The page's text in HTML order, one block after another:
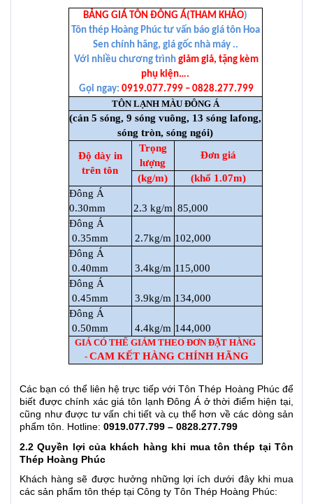
BẢNG GIÁ TÔN ĐÔNG Á(THAM KHẢO)
Tôn thép Hoàng Phúc tư vấn báo giá tôn Hoa
Sen chính hãng, giá gốc nhà máy ..
Với nhiều chương trìnhgiảm giả, tặng kèm
phụ kiện….
Gọi ngay:0919.077.799 – 0828.277.799
TÔN LẠNH MÀU ĐÔNG Á
(cán 5 sóng, 9 sóng vuông, 13 sóng lafong,
sóng tròn, sóng ngói)
Độ dày in
trên tôn
Trọng
lượng
Đơn giá
(kg/m)
(khổ 1.07m)
Đông Á
0.30mm
2.3 kg/m 85,000
Đông Á
0.35mm
2.7kg/m 102,000
Đông Á
0.40mm
3.4kg/m 115,000
Đông Á
0.45mm
3.9kg/m 134,000
Đông Á
0.50mm
4.4kg/m 144,000
GIÁ CÓ THỂ GIẢM THEO ĐƠN ĐẶT HÀNG
- CAM KẾT HÀNG CHÍNH HÃNG
Các bạn có thể liên hệ trực tiếp với Tôn Thép Hoàng Phúc để
biết được chính xác giá tôn lạnh Đông Á ở thời điểm hiện tại,
cũng như được tư vấn chi tiết và cụ thể hơn về các dòng sản
phẩm tôn. Hotline: 0919.077.799 – 0828.277.799
2.2 Quyền lợi của khách hàng khi mua tôn thép tại Tôn
Thép Hoàng Phúc
Khách hàng sẽ được hưởng những lợi ích dưới đây khi mua
các sản phẩm tôn thép tại Công ty Tôn Thép Hoàng Phúc: